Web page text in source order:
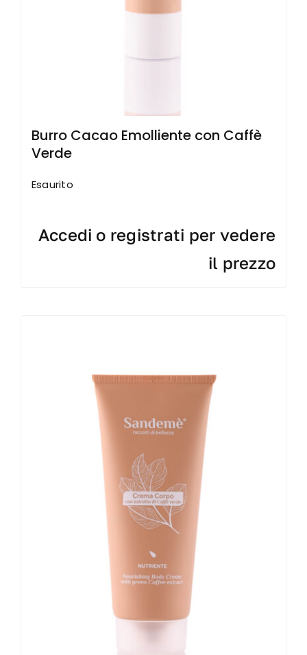
Burro Cacao Emolliente con Caffè
Verde
Esaurito
Accedi o registrati per vedere
il prezzo